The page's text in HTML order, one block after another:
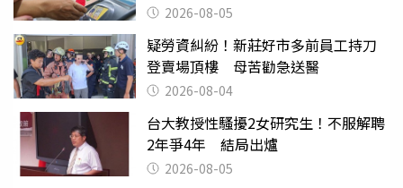
2026-08-05
疑勞資糾紛！新莊好市多前員工持刀
登賣場頂樓 母苦勸急送醫
2026-08-04
台大教授性騷擾2女研究生！不服解聘
2年爭4年 結局出爐
2026-08-05